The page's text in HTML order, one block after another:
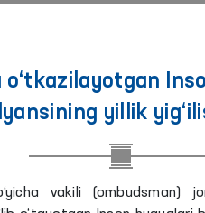
o‘tkazilayotgan
yillik
vakili